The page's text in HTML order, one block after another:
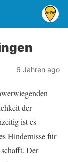
6 Jahren ago
der
ist es
Hindernisse für
Der